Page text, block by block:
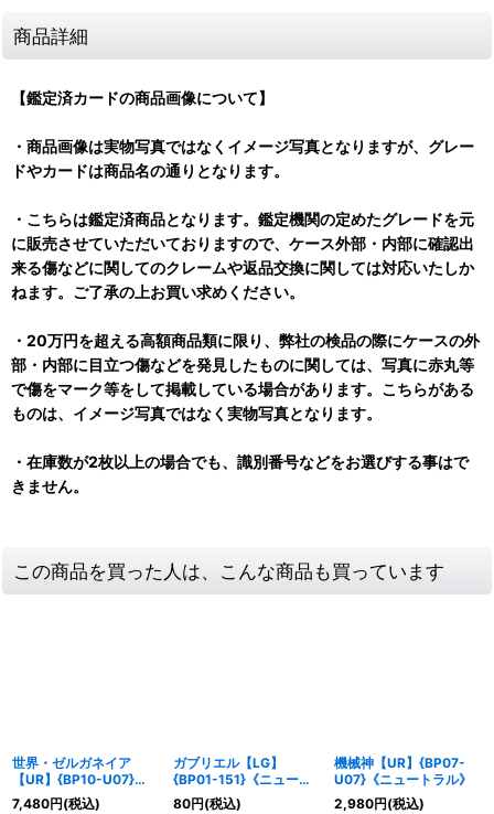
商品詳細
【鑑定済カードの商品画像について】
・商品画像は実物写真ではなくイメージ写真となりますが、グレー
ドやカードは商品名の通りとなります。
・こちらは鑑定済商品となります。鑑定機関の定めたグレードを元
に販売させていただいておりますので、ケース外部・内部に確認出
来る傷などに関してのクレームや返品交換に関しては対応いたしか
ねます。ご了承の上お買い求めください。
・20万円を超える高額商品類に限り、弊社の検品の際にケースの外
部・内部に目立つ傷などを発見したものに関しては、写真に赤丸等
で傷をマーク等をして掲載している場合があります。こちらがある
ものは、イメージ写真ではなく実物写真となります。
・在庫数が2枚以上の場合でも、識別番号などをお選びする事はで
きません。
この商品を買った人は、こんな商品も買っています
世界・ゼルガネイア
【UR】{BP10-U07}
《ニュートラル》
7,480円(税込)
ガブリエル【LG】
{BP01-151}《ニュート
ラル》
80円(税込)
機械神【UR】{BP07-
U07}《ニュートラル》
2,980円(税込)